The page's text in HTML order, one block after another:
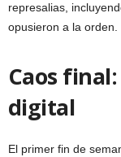
represalias,
opusieron a la orden.
Caos
digital
El primer fin de